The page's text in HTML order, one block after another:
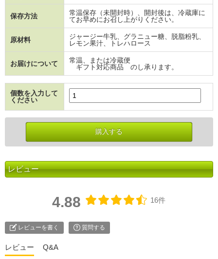
保存方法
常温保存（未開封時）、開封後は、冷蔵庫に
てお早めにお召し上がりください。
原材料
ジャージー牛乳、グラニュー糖、脱脂粉乳、
レモン果汁、トレハロース
お届けについて
常温、または冷蔵便
ギフト対応商品 のし承ります。
個数を入力して
ください
レビュー
4.88 16件
レビューを書く 質問する
レビュー Q&A